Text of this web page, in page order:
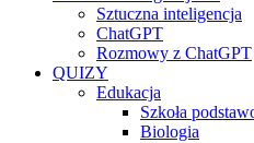
Sztuczna inteligencja
ChatGPT
Rozmowy z ChatGPT
QUIZY
Edukacja
Szkoła
Biologia